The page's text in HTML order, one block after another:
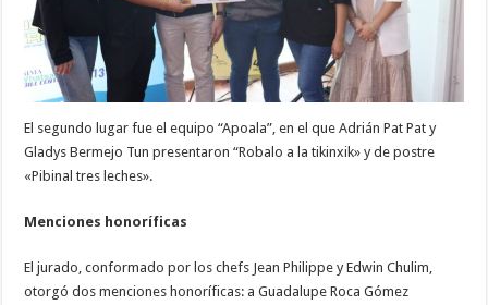
El segundo lugar fue el equipo “Apoala”, en el que Adrián Pat Pat y
Gladys Bermejo Tun presentaron “Robalo a la tikinxik» y de postre
«Pibinal tres leches».
Menciones honoríficas
El jurado, conformado por los chefs Jean Philippe y Edwin Chulim,
otorgó dos menciones honoríficas: a Guadalupe Roca Gómez